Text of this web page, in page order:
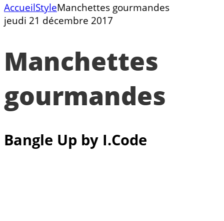
AccueilStyleManchettes gourmandes
jeudi 21 décembre 2017
Manchettes
gourmandes
Bangle Up by I.Code